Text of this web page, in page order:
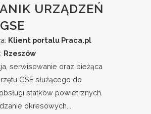
URZĄDZEŃ
Klient portalu Praca.pl
Rzeszów
serwisowanie oraz bieżąca
GSE służącego do
statków powietrznych.
okresowych...